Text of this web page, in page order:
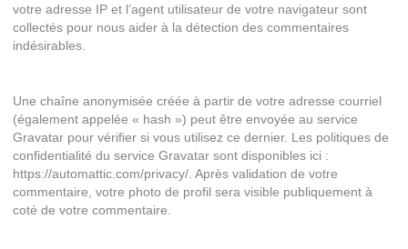
votre adresse IP et l’agent utilisateur de votre navigateur sont
collectés pour nous aider à la détection des commentaires
indésirables.
Une chaîne anonymisée créée à partir de votre adresse courriel
(également appelée « hash ») peut être envoyée au service
Gravatar pour vérifier si vous utilisez ce dernier. Les politiques de
confidentialité du service Gravatar sont disponibles ici :
https://automattic.com/privacy/. Après validation de votre
commentaire, votre photo de profil sera visible publiquement à
coté de votre commentaire.